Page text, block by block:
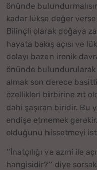
önünde
kadar lükse değer
Bilinçli olarak doğaya
hayata bakış açısı ve
dolayı bazen ironik
önünde
almak son derece
özellikleri birbirine zıt
dahi şaşıran biridir. Bu
endişe etmemek
olduğunu hissetmeyi
‘’İnatçılığı ve azmi ile
hangisidir?’’ diye